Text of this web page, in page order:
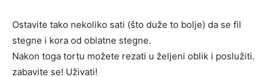
Ostavite tako nekoliko sati (što duže to bolje) da se fil
stegne i kora od oblatne stegne.
Nakon toga tortu možete rezati u željeni oblik i poslužiti.
zabavite se! Uživati!